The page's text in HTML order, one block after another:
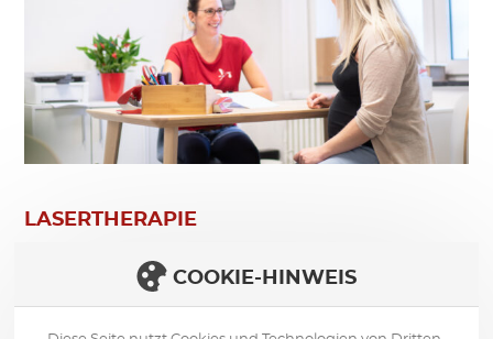
LASERTHERAPIE
Während der Schwangerschaft haben viele werdende
Mamas mit den unterschiedlichsten schmerzhaften
COOKIE-HINWEIS